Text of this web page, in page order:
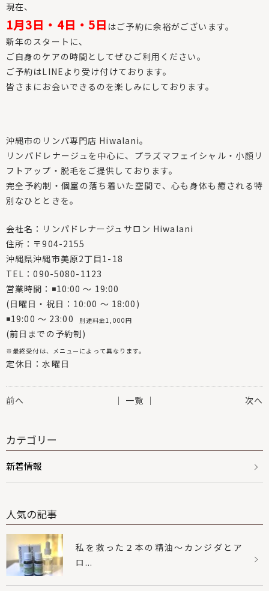
現在、
1月3日・4日・5日 はご予約に余裕がございます。
新年のスタートに、
ご自身のケアの時間としてぜひご利用ください。
ご予約はLINEより受け付けております。
皆さまにお会いできるのを楽しみにしております。
沖縄市のリンパ専門店 Hiwalani。
リンパドレナージュを中心に、プラズマフェイシャル・小顔リ
フトアップ・脱毛をご提供しております。
完全予約制・個室の落ち着いた空間で、心も身体も癒される特
別なひとときを。
会社名：リンパドレナージュサロン Hiwalani
住所：〒904-2155
沖縄県沖縄市美原2丁目1-18
TEL：090-5080-1123
営業時間：◾10:00 〜 19:00
(日曜日・祝日：10:00 〜 18:00)
◾19:00 〜 23:00
別途料金1,000円
(前日までの予約制)
※最終受付は、メニューによって異なります。
定休日：水曜日
前へ 次へ
│ 一覧 │
カテゴリー
新着情報
人気の記事
私を救った２本の精油〜カンジダとア
ロ...